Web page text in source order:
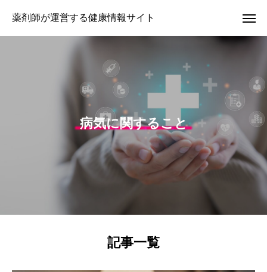
薬剤師が運営する健康情報サイト
病気に関すること
記事一覧